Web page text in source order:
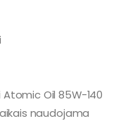
Oil 85W-140
naudojama